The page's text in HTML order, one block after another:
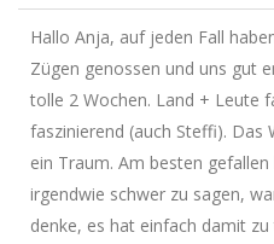
Hallo Anja, auf jeden Fall
Zügen genossen und uns gut
tolle 2 Wochen. Land + Leute
faszinierend (auch Steffi). Das
ein Traum. Am besten
irgendwie schwer zu sagen,
denke, es hat einfach damit